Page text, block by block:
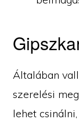
Általában
szerelési
lehet